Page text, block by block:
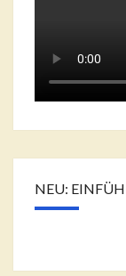
NEU: